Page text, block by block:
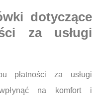
dotyczące
za usługi
płatności za usługi
na komfort i